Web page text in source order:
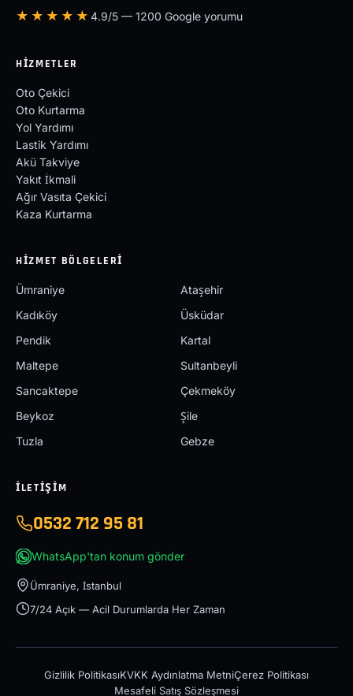
★★★★★ 4.9/5 — 1200 Google yorumu
HIZMETLER
Oto Çekici
Oto Kurtarma
Yol Yardımı
Lastik Yardımı
Akü Takviye
Yakıt İkmali
Ağır Vasıta Çekici
Kaza Kurtarma
HIZMET BÖLGELERI
Ümraniye
Ataşehir
Kadıköy
Üsküdar
Pendik
Kartal
Maltepe
Sultanbeyli
Sancaktepe
Çekmeköy
Beykoz
Şile
Tuzla
Gebze
İLETIŞIM
0532 712 95 81
WhatsApp'tan konum gönder
Ümraniye, İstanbul
7/24 Açık — Acil Durumlarda Her Zaman
Gizlilik PolitikasıKVKK Aydınlatma MetniÇerez Politikası
Mesafeli Satış Sözleşmesi